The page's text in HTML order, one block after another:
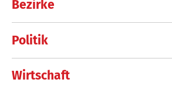
Bezirke
Politik
Wirtschaft